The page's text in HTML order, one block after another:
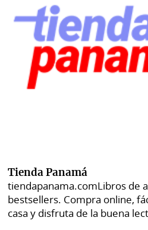
Tienda Panamá
tiendapanama.comLibros de
bestsellers. Compra online,
casa y disfruta de la buena